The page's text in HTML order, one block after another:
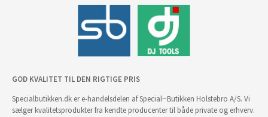
GOD KVALITET TIL DEN RIGTIGE PRIS
Specialbutikken.dk er e-handelsdelen af Special~Butikken Holstebro A/S. Vi
sælger kvalitetsprodukter fra kendte producenter til både private og erhverv.